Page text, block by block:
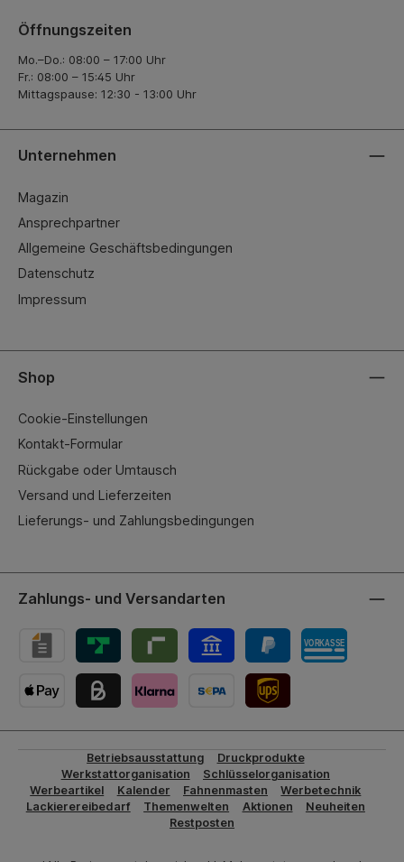
Öffnungszeiten
Mo.–Do.: 08:00 – 17:00 Uhr
Fr.: 08:00 – 15:45 Uhr
Mittagspause: 12:30 - 13:00 Uhr
Unternehmen
Magazin
Ansprechpartner
Allgemeine Geschäftsbedingungen
Datenschutz
Impressum
Shop
Cookie-Einstellungen
Kontakt-Formular
Rückgabe oder Umtausch
Versand und Lieferzeiten
Lieferungs- und Zahlungsbedingungen
Zahlungs- und Versandarten
Betriebsausstattung
Druckprodukte
Werkstattorganisation
Schlüsselorganisation
Werbeartikel
Kalender Fahnenmasten
Werbetechnik
Lackierereibedarf
Themenwelten Aktionen
Neuheiten
Restposten